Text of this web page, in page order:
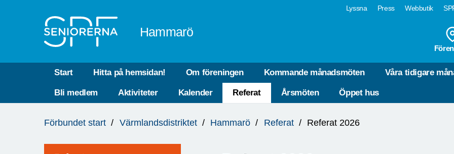
Lyssna Press Webbutik
Hammarö
Start Hitta på hemsidan! Om föreningen Kommande månadsmöten Våra tidigare
Bli medlem Aktiviteter Kalender Referat Årsmöten Öppet hus
är
Förbundet start Värmlandsdistriktet Hammarö Referat Referat 2026